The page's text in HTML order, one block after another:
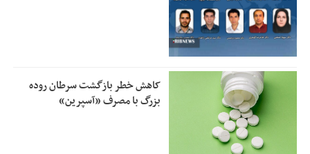
کاهش خطر بازگشت سرطان روده
بزرگ با مصرف «آسپرین»